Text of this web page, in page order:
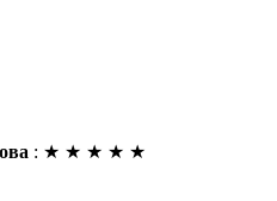
: ★ ★ ★ ★ ★